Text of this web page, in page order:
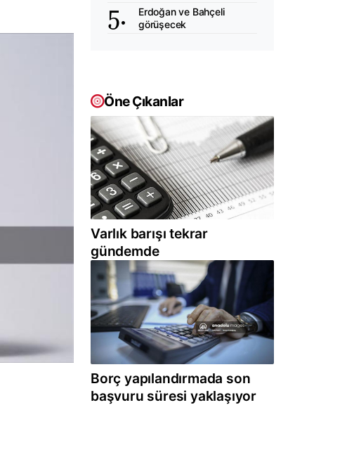
Erdoğan ve Bahçeli
görüşecek
Öne Çıkanlar
Varlık barışı tekrar
gündemde
Borç yapılandırmada son
başvuru süresi yaklaşıyor